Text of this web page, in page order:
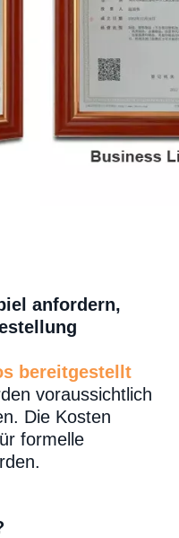
anfordern,
bereitgestellt
voraussichtlich
Die Kosten
formelle